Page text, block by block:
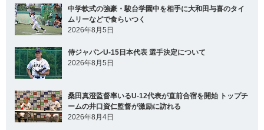
中学軟式の強豪・駿台学園中を相手に大和田与喜のタイ
ムリーなどで食らいつく
2026年8月5日
侍ジャパンU-15日本代表 選手決定について
2026年8月5日
桑田真澄監督率いるU-12代表が直前合宿を開始 トップチ
ームの井口資仁監督が激励に訪れる
2026年8月4日